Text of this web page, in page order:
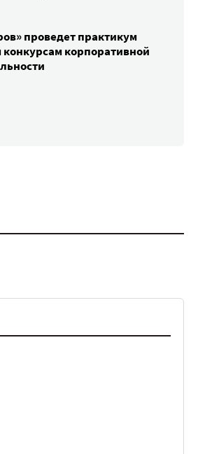
проведет практикум
корпоративной